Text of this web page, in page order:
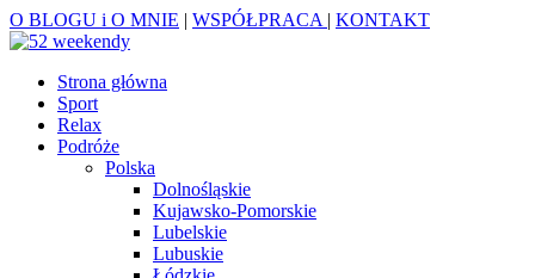
O BLOGU i O MNIE | WSPÓŁPRACA | KONTAKT
Strona główna
Sport
Relax
Podróże
Polska
Dolnośląskie
Kujawsko-Pomorskie
Lubelskie
Lubuskie